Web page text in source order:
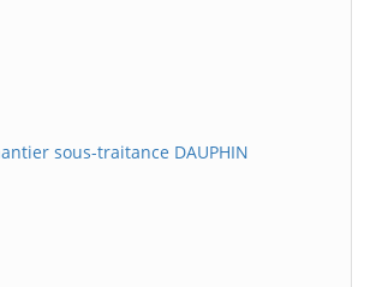
sous-traitance DAUPHIN